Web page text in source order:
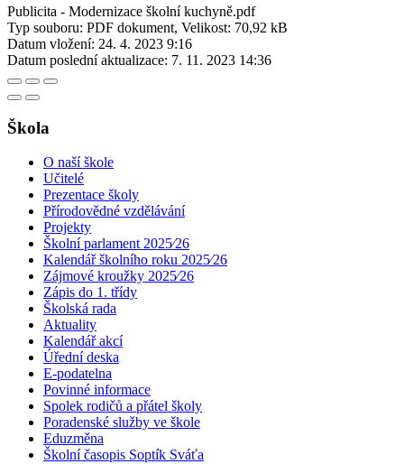
Publicita - Modernizace školní kuchyně.pdf
Typ souboru: PDF dokument, Velikost: 70,92 kB
Datum vložení: 24. 4. 2023 9:16
Datum poslední aktualizace: 7. 11. 2023 14:36
Škola
O naší škole
Učitelé
Prezentace školy
Přírodovědné vzdělávání
Projekty
Školní parlament 2025⁄26
Kalendář školního roku 2025⁄26
Zájmové kroužky 2025⁄26
Zápis do 1. třídy
Školská rada
Aktuality
Kalendář akcí
Úřední deska
E-podatelna
Povinné informace
Spolek rodičů a přátel školy
Poradenské služby ve škole
Eduzměna
Školní časopis Soptík Sváťa